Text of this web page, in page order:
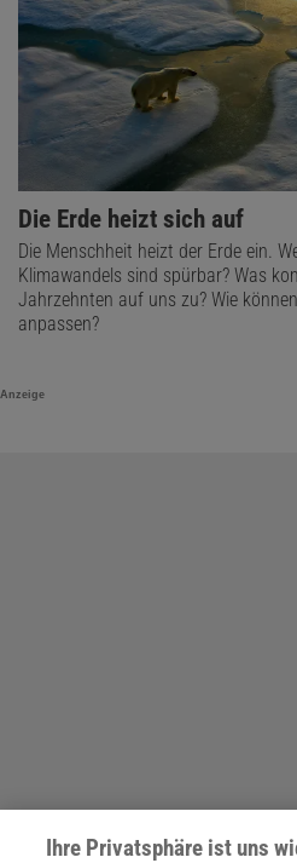
Die Erde heizt sich auf
Die Menschheit heizt der Erde ein.
Klimawandels sind spürbar? Was
Jahrzehnten auf uns zu? Wie
anpassen?
Anzeige
Ihre Privatsphäre ist uns